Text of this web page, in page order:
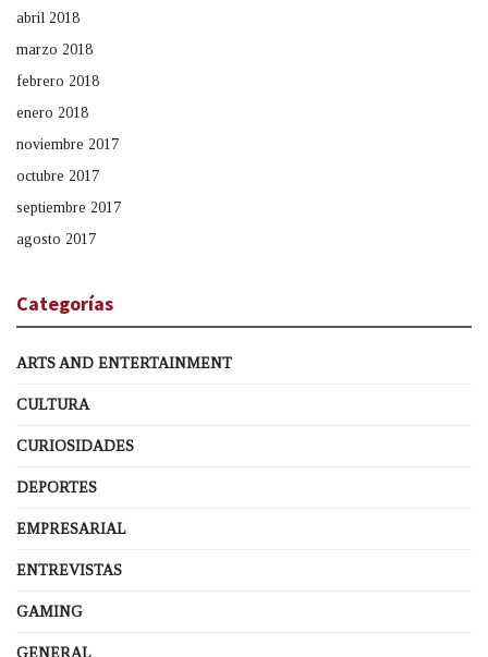
abril 2018
marzo 2018
febrero 2018
enero 2018
noviembre 2017
octubre 2017
septiembre 2017
agosto 2017
Categorías
ARTS AND ENTERTAINMENT
CULTURA
CURIOSIDADES
DEPORTES
EMPRESARIAL
ENTREVISTAS
GAMING
GENERAL